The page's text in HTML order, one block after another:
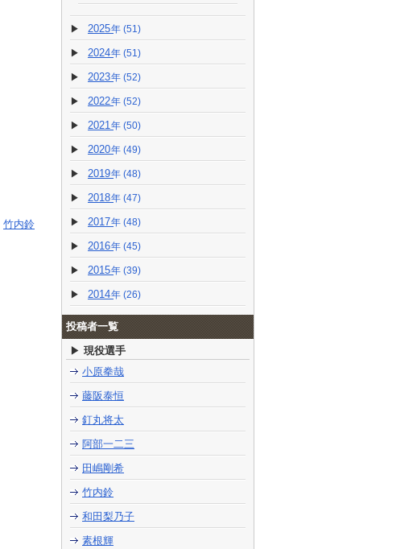
竹内鈴
2025 (51)
2024 (51)
2023 (52)
2022 (52)
2021 (50)
2020 (49)
2019 (48)
2018 (47)
2017 (48)
2016 (45)
2015 (39)
2014 (26)
投稿者一覧
現役選手
小原拳哉
藤阪泰恒
釘丸将太
阿部一二三
田嶋剛希
竹内鈴
和田梨乃子
素根輝